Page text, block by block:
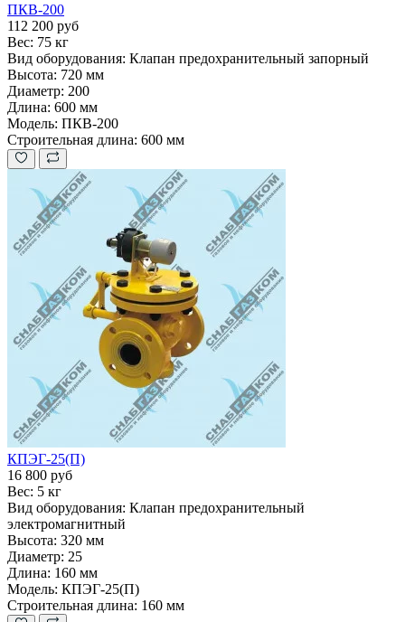
ПКВ-200
112 200 руб
Вес: 75 кг
Вид оборудования: Клапан предохранительный запорный
Высота: 720 мм
Диаметр: 200
Длина: 600 мм
Модель: ПКВ-200
Строительная длина: 600 мм
КПЭГ-25(П)
16 800 руб
Вес: 5 кг
Вид оборудования: Клапан предохранительный
электромагнитный
Высота: 320 мм
Диаметр: 25
Длина: 160 мм
Модель: КПЭГ-25(П)
Строительная длина: 160 мм